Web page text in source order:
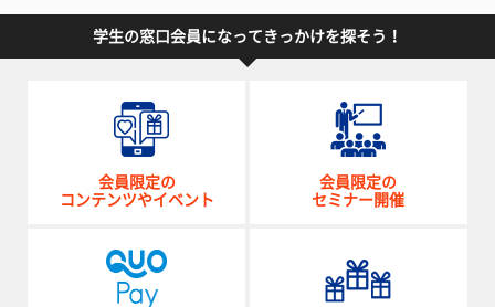
学生の窓口会員になってきっかけを探そう！
会員限定の
コンテンツやイベント
会員限定の
セミナー開催